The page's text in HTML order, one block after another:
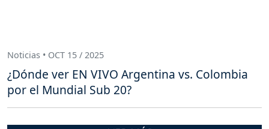
Noticias • OCT 15 / 2025
¿Dónde ver EN VIVO Argentina vs. Colombia
por el Mundial Sub 20?